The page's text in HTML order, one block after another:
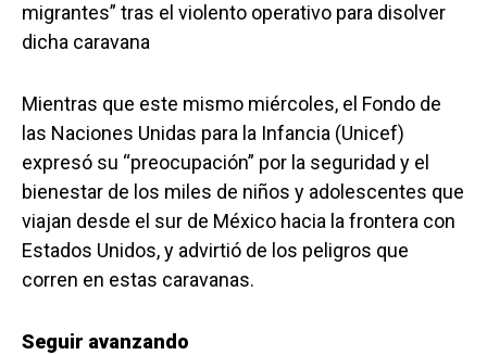
migrantes” tras el violento operativo para disolver
dicha caravana
Mientras que este mismo miércoles, el Fondo de
las Naciones Unidas para la Infancia (Unicef)
expresó su “preocupación” por la seguridad y el
bienestar de los miles de niños y adolescentes que
viajan desde el sur de México hacia la frontera con
Estados Unidos, y advirtió de los peligros que
corren en estas caravanas.
Seguir avanzando